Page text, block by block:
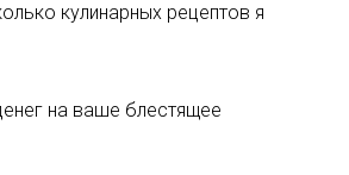
кулинарных рецептов я
на ваше блестящее